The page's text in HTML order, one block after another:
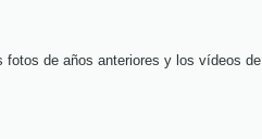
fotos de años anteriores y los vídeos de